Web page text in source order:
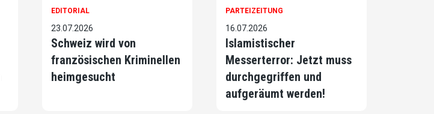
EDITORIAL
23.07.2026
Schweiz wird von
französischen Kriminellen
heimgesucht
PARTEIZEITUNG
16.07.2026
Islamistischer
Messerterror: Jetzt muss
durchgegriffen und
aufgeräumt werden!